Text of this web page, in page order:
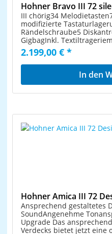
Hohner Bravo III 72
III chörig34
modifizierte
Rändelschraube5
GigbagInkl.
2.199,00 € *
In den
Hohner Amica III 72
Ansprechend gestaltetes
SoundAngenehme
Upgrade Das
Verdecks bietet jetzt eine